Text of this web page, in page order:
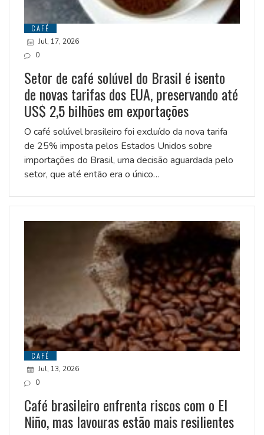
CAFÉ
Jul, 17, 2026
0
Setor de café solúvel do Brasil é isento
de novas tarifas dos EUA, preservando até
US$ 2,5 bilhões em exportações
O café solúvel brasileiro foi excluído da nova tarifa
de 25% imposta pelos Estados Unidos sobre
importações do Brasil, uma decisão aguardada pelo
setor, que até então era o único…
CAFÉ
Jul, 13, 2026
0
Café brasileiro enfrenta riscos com o El
Niño, mas lavouras estão mais resilientes